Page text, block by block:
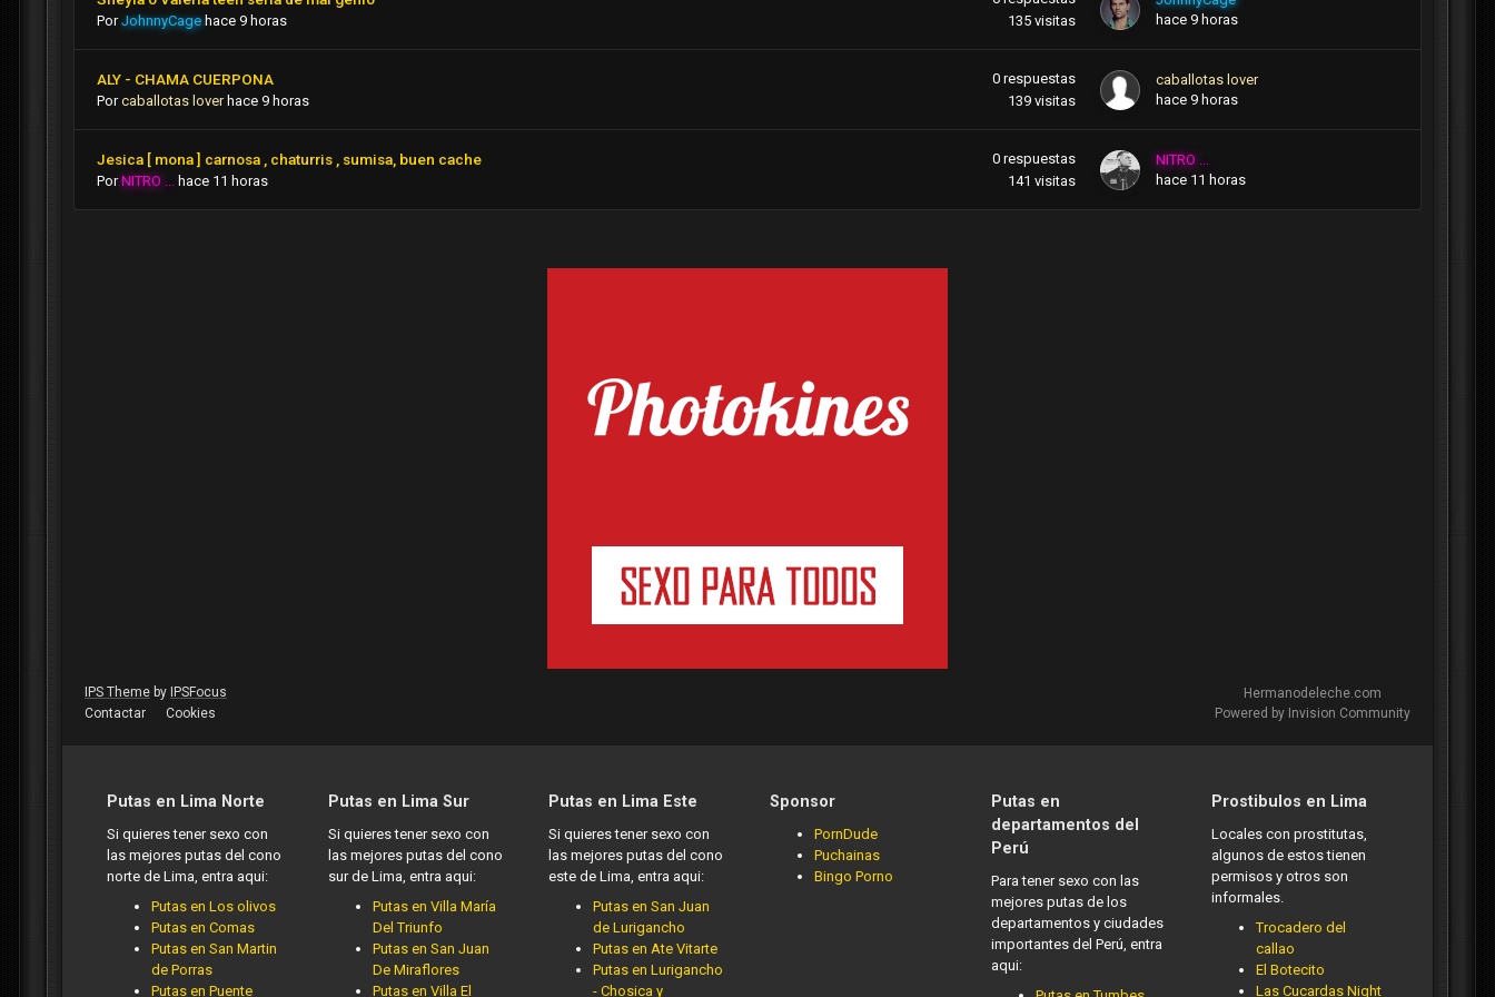
PorJohnnyCage hace 9 horas
135 visitas
hace 9 horas
ALY - CHAMA CUERPONA
Porcaballotas lover hace 9 horas
0 respuestas
139 visitas
caballotas lover
hace 9 horas
Jesica [ mona ] carnosa , chaturris , sumisa, buen cache
PorNITRO ... hace 11 horas
0 respuestas
141 visitas
NITRO ...
hace 11 horas
IPS Theme by IPSFocus
Contactar
Cookies
Hermanodeleche.com
Powered by Invision Community
Putas en Lima Norte
Si quieres tener sexo con
las mejores putas del cono
norte de Lima, entra aqui:
Putas en Los olivos
Putas en Comas
Putas en San Martin
de Porras
Putas en Puente
Putas en Lima Sur
Si quieres tener sexo con
las mejores putas del cono
sur de Lima, entra aqui:
Putas en Villa María
Del Triunfo
Putas en San Juan
De Miraflores
Putas en Villa El
Putas en Lima Este
Si quieres tener sexo con
las mejores putas del cono
este de Lima, entra aqui:
Putas en San Juan
de Lurigancho
Putas en Ate Vitarte
Putas en Lurigancho
- Chosica y
Sponsor
PornDude
Puchainas
Bingo Porno
Putas en
departamentos del
Perú
Para tener sexo con las
mejores putas de los
departamentos y ciudades
importantes del Perú, entra
aqui:
Prostibulos en Lima
Locales con prostitutas,
algunos de estos tienen
permisos y otros son
informales.
Trocadero del
callao
El Botecito
Las Cucardas Night